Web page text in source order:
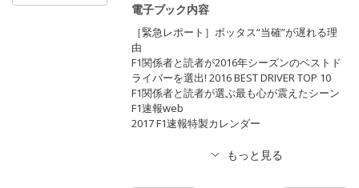
電子ブック内容
［緊急レポート］ボッタス“当確”が遅れる理
由
F1関係者と読者が2016年シーズンのベストド
ライバーを選出! 2016 BEST DRIVER TOP 10
F1関係者と読者が選ぶ最も心が震えたシーン
F1速報web
2017 F1速報特製カレンダー